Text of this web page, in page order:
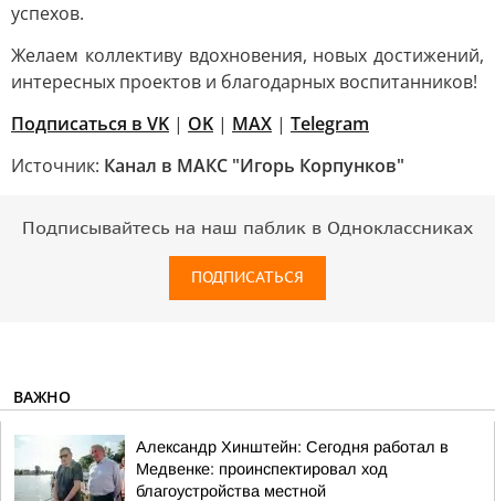
успехов.
Желаем коллективу вдохновения, новых достижений,
интересных проектов и благодарных воспитанников!
Подписаться в VK | OK | MAX | Telegram
Источник: Канал в МАКС "Игорь Корпунков"
Подписывайтесь на наш паблик в Одноклассниках
ПОДПИСАТЬСЯ
ВАЖНО
Александр Хинштейн: Сегодня работал в
Медвенке: проинспектировал ход
благоустройства местной